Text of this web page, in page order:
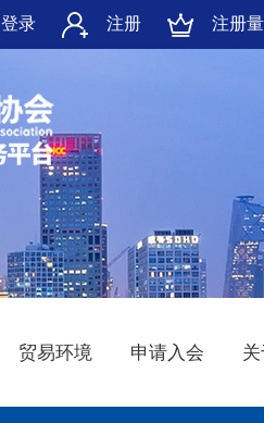
登录 注册 注册
贸易环境 申请入会